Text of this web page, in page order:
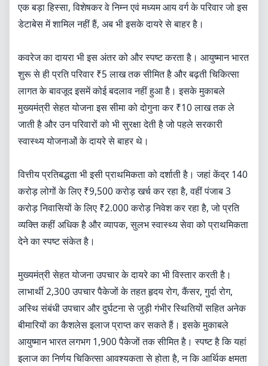
एक बड़ा हिस्सा, विशेषकर वे निम्न एवं मध्यम आय वर्ग के परिवार जो इस
डेटाबेस में शामिल नहीं हैं, अब भी इसके दायरे से बाहर है।
कवरेज का दायरा भी इस अंतर को और स्पष्ट करता है। आयुष्मान भारत
शुरू से ही प्रति परिवार ₹5 लाख तक सीमित है और बढ़ती चिकित्सा
लागत के बावजूद इसमें कोई बदलाव नहीं हुआ है। इसके मुकाबले
मुख्यमंत्री सेहत योजना इस सीमा को दोगुना कर ₹10 लाख तक ले
जाती है और उन परिवारों को भी सुरक्षा देती है जो पहले सरकारी
स्वास्थ्य योजनाओं के दायरे से बाहर थे।
वित्तीय प्रतिबद्धता भी इसी प्राथमिकता को दर्शाती है। जहां केंद्र 140
करोड़ लोगों के लिए ₹9,500 करोड़ खर्च कर रहा है, वहीं पंजाब 3
करोड़ निवासियों के लिए ₹2.000 करोड़ निवेश कर रहा है, जो प्रति
व्यक्ति कहीं अधिक है और व्यापक, सुलभ स्वास्थ्य सेवा को प्राथमिकता
देने का स्पष्ट संकेत है।
मुख्यमंत्री सेहत योजना उपचार के दायरे का भी विस्तार करती है।
लाभार्थी 2,300 उपचार पैकेजों के तहत हृदय रोग, कैंसर, गुर्दा रोग,
अस्थि संबंधी उपचार और दुर्घटना से जुड़ी गंभीर स्थितियों सहित अनेक
बीमारियों का कैशलेस इलाज प्राप्त कर सकते हैं। इसके मुकाबले
आयुष्मान भारत लगभग 1,900 पैकेजों तक सीमित है। स्पष्ट है कि यहां
इलाज का निर्णय चिकित्सा आवश्यकता से होता है, न कि आर्थिक क्षमता